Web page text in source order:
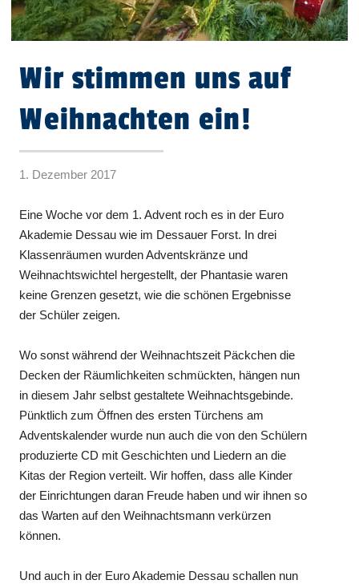
Wir stimmen uns auf
Weihnachten ein!
1. Dezember 2017
Eine Woche vor dem 1. Advent roch es in der Euro
Akademie Dessau wie im Dessauer Forst. In drei
Klassenräumen wurden Adventskränze und
Weihnachtswichtel hergestellt, der Phantasie waren
keine Grenzen gesetzt, wie die schönen Ergebnisse
der Schüler zeigen.
Wo sonst während der Weihnachtszeit Päckchen die
Decken der Räumlichkeiten schmückten, hängen nun
in diesem Jahr selbst gestaltete Weihnachtsgebinde.
Pünktlich zum Öffnen des ersten Türchens am
Adventskalender wurde nun auch die von den Schülern
produzierte CD mit Geschichten und Liedern an die
Kitas der Region verteilt. Wir hoffen, dass alle Kinder
der Einrichtungen daran Freude haben und wir ihnen so
das Warten auf den Weihnachtsmann verkürzen
können.
Und auch in der Euro Akademie Dessau schallen nun